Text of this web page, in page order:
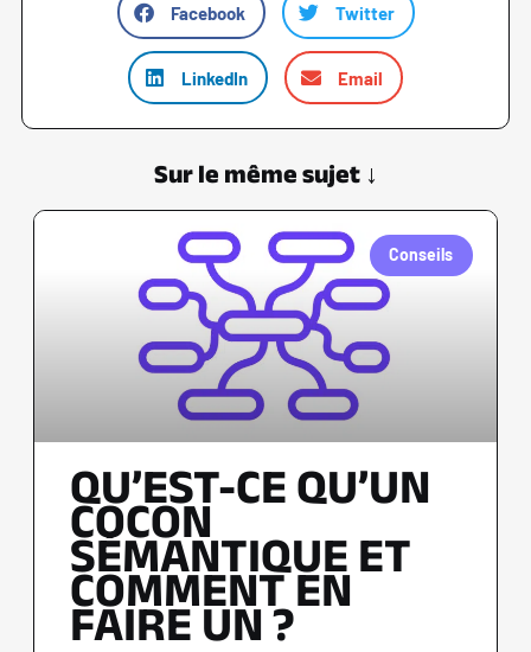
Facebook Twitter
LinkedIn Email
Sur le même sujet ↓
Conseils
QU’EST-CE QU’UN
COCON
SÉMANTIQUE ET
COMMENT EN
FAIRE UN ?